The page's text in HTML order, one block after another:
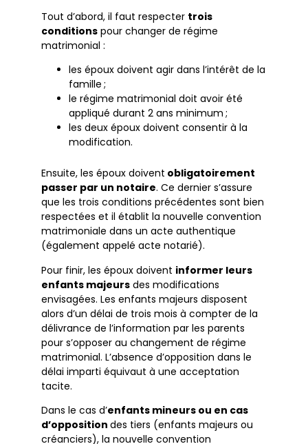
Tout d’abord, il faut respecter trois
conditions pour changer de régime
matrimonial :
les époux doivent agir dans l’intérêt de la
famille ;
le régime matrimonial doit avoir été
appliqué durant 2 ans minimum ;
les deux époux doivent consentir à la
modification.
Ensuite, les époux doivent obligatoirement
passer par un notaire. Ce dernier s’assure
que les trois conditions précédentes sont bien
respectées et il établit la nouvelle convention
matrimoniale dans un acte authentique
(également appelé acte notarié).
Pour finir, les époux doivent informer leurs
enfants majeurs des modifications
envisagées. Les enfants majeurs disposent
alors d’un délai de trois mois à compter de la
délivrance de l’information par les parents
pour s’opposer au changement de régime
matrimonial. L’absence d’opposition dans le
délai imparti équivaut à une acceptation
tacite.
Dans le cas d’enfants mineurs ou en cas
d’opposition des tiers (enfants majeurs ou
créanciers), la nouvelle convention